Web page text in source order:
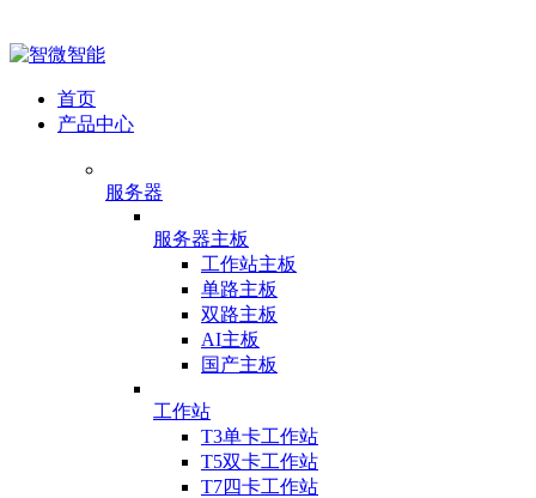
首页
产品中心
服务器
服务器主板
工作站主板
单路主板
双路主板
AI主板
国产主板
工作站
T3单卡工作站
T5双卡工作站
T7四卡工作站